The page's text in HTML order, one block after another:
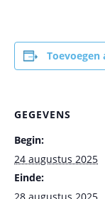
Toevoegen
GEGEVENS
Begin:
24 augustus 2025
Einde: